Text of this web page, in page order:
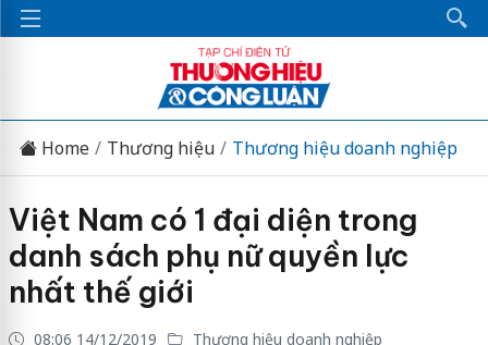
Home Thương hiệu Thương hiệu doanh nghiệp
Việt Nam có 1 đại diện trong
danh sách phụ nữ quyền lực
nhất thế giới
08:06 14/12/2019 Thương hiệu doanh nghiệp